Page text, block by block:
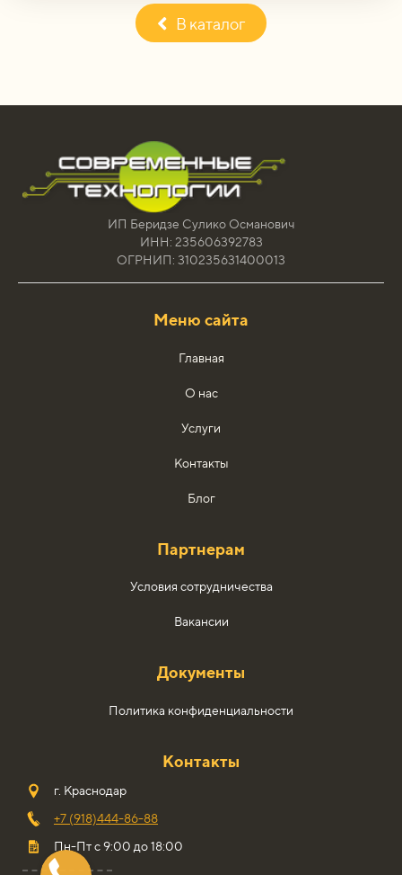
В каталог
ИП Беридзе Сулико Османович
ИНН: 235606392783
ОГРНИП: 310235631400013
Меню сайта
Главная
О нас
Услуги
Контакты
Блог
Партнерам
Условия сотрудничества
Вакансии
Документы
Политика конфиденциальности
Контакты
г. Краснодар
+7 (918)444-86-88
Пн-Пт с 9:00 до 18:00